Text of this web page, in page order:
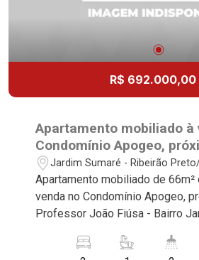
R$ 692.000,00
Apartamento mobiliado à
Condomínio Apogeo,
Avenida Professor João
Ribeirão Preto/SP.
Jardim Sumaré - Ribeirão
Apartamento mobiliado de 66m²
venda no Condomínio Apogeo,
Professor João Fiúsa - Bairro
deste imóvel que a Martinelli